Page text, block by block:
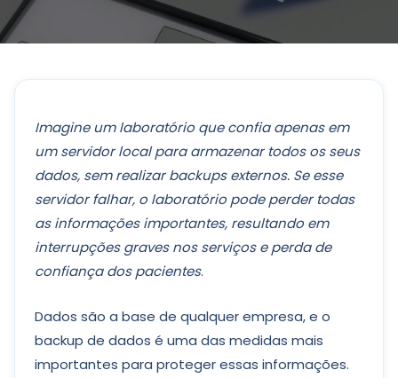
Imagine um laboratório que confia apenas em
um servidor local para armazenar todos os seus
dados, sem realizar backups externos. Se esse
servidor falhar, o laboratório pode perder todas
as informações importantes, resultando em
interrupções graves nos serviços e perda de
confiança dos pacientes.
Dados são a base de qualquer empresa, e o
backup de dados é uma das medidas mais
importantes para proteger essas informações.